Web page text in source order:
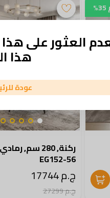
العثور على
هذا
عودة
EG152-56
ج.م 17744
ج.م 27299